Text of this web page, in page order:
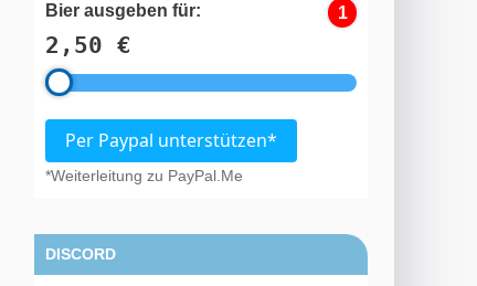
Bier ausgeben für:
2,50 €
1
Per Paypal unterstützen*
*Weiterleitung zu PayPal.Me
DISCORD